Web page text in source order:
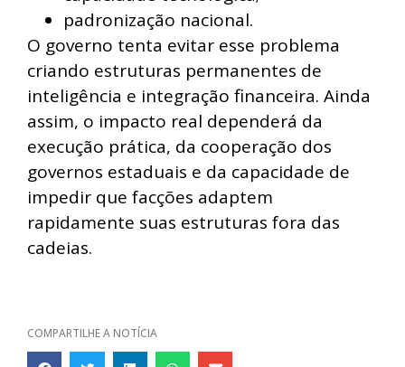
padronização nacional.
O governo tenta evitar esse problema
criando estruturas permanentes de
inteligência e integração financeira. Ainda
assim, o impacto real dependerá da
execução prática, da cooperação dos
governos estaduais e da capacidade de
impedir que facções adaptem
rapidamente suas estruturas fora das
cadeias.
COMPARTILHE A NOTÍCIA